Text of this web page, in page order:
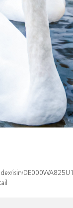
isin/DE000WA825U1